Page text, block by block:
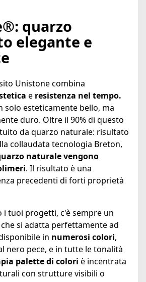
quarzo
elegante e
Unistone combina
e resistenza nel tempo.
solo esteticamente bello, ma
duro. Oltre il 90% di questo
da quarzo naturale: risultato
collaudata tecnologia Breton,
naturale vengono
. Il risultato è una
precedenti di forti proprietà
i tuoi progetti, c'è sempre un
si adatta perfettamente ad
in numerosi colori,
nero pece, e in tutte le tonalità
palette di colori è incentrata
con strutture visibili o